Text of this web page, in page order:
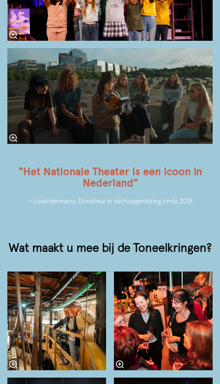
“Het Nationale Theater is een icoon in
Nederland”
— Loek Hermans, Donateur in de Huygenskring sinds 2015
Wat maakt u mee bij de Toneelkringen?